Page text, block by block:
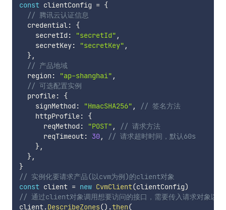
const clientConfig = {
// 腾讯云认证信息
  credential
:
{
    secretId
: "secretId" ,
    secretKey
: "secretKey" ,
},
// 产品地域
  region
: "ap-shanghai" ,
// 可选配置实例
  profile
:
{
    signMethod
: "HmacSHA256" ,
// 签名方法
    httpProfile
:
{
      reqMethod
: "POST" ,
// 请求方法
      reqTimeout
: 30,
// 请求超时时间，默认60s
},
},
}
// 实例化要请求产品(以cvm为例)的client对象
const client = new CvmClient(clientConfig)
// 通过client对象调用想要访问的接口，需要传入请求对象以及
client.DescribeZones() .then(